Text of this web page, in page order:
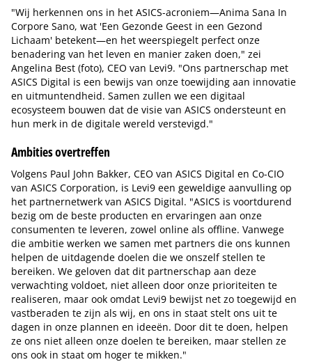
"Wij herkennen ons in het ASICS-acroniem—Anima Sana In
Corpore Sano, wat 'Een Gezonde Geest in een Gezond
Lichaam' betekent—en het weerspiegelt perfect onze
benadering van het leven en manier zaken doen," zei
Angelina Best (foto), CEO van Levi9. "Ons partnerschap met
ASICS Digital is een bewijs van onze toewijding aan innovatie
en uitmuntendheid. Samen zullen we een digitaal
ecosysteem bouwen dat de visie van ASICS ondersteunt en
hun merk in de digitale wereld verstevigd."
Ambities overtreffen
Volgens Paul John Bakker, CEO van ASICS Digital en Co-CIO
van ASICS Corporation, is Levi9 een geweldige aanvulling op
het partnernetwerk van ASICS Digital. "ASICS is voortdurend
bezig om de beste producten en ervaringen aan onze
consumenten te leveren, zowel online als offline. Vanwege
die ambitie werken we samen met partners die ons kunnen
helpen de uitdagende doelen die we onszelf stellen te
bereiken. We geloven dat dit partnerschap aan deze
verwachting voldoet, niet alleen door onze prioriteiten te
realiseren, maar ook omdat Levi9 bewijst net zo toegewijd en
vastberaden te zijn als wij, en ons in staat stelt ons uit te
dagen in onze plannen en ideeën. Door dit te doen, helpen
ze ons niet alleen onze doelen te bereiken, maar stellen ze
ons ook in staat om hoger te mikken."